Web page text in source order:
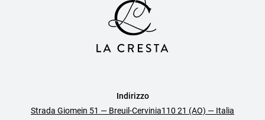
Indirizzo
Strada Giomein 51 — Breuil-Cervinia110 21 (AO) — Italia